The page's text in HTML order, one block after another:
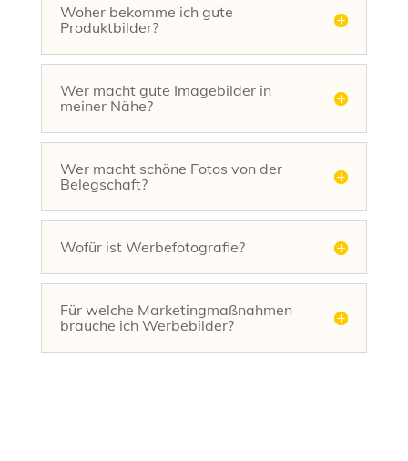
Woher bekomme ich gute
Produktbilder?
Wer macht gute Imagebilder in
meiner Nähe?
Wer macht schöne Fotos von der
Belegschaft?
Wofür ist Werbefotografie?
Für welche Marketingmaßnahmen
brauche ich Werbebilder?